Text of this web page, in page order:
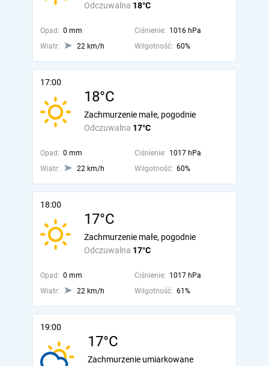
Odczuwalna 18°C
Opad: 0 mm Ciśnienie: 1016 hPa
Wiatr:
22 km/h Wilgotność: 60%
17:00
18°C
Odczuwalna 17°C
Zachmurzenie małe, pogodnie
Opad: 0 mm Ciśnienie: 1017 hPa
Wiatr:
22 km/h Wilgotność: 60%
18:00
17°C
Odczuwalna 17°C
Zachmurzenie małe, pogodnie
Opad: 0 mm Ciśnienie: 1017 hPa
Wiatr:
22 km/h Wilgotność: 61%
19:00
17°C
Zachmurzenie umiarkowane